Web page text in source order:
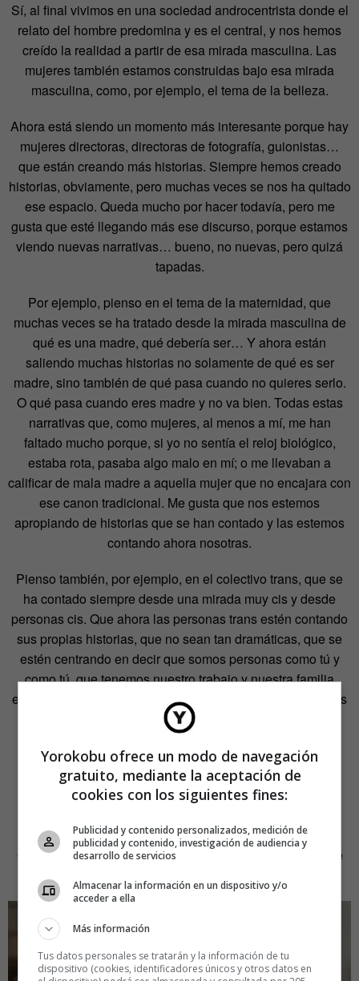
Sí, al final vivimos en una sociedad androcentrista donde el
relato del hombre predomina y es el central, y nos hemos
creído la realidad a partir de esa mirada masculina. Las
mujeres también estamos construidas bajo esa mirada
masculina, como, por ejemplo, el tema de la belleza.
Ahora está siendo un momento más interesante porque hay
mujeres directoras, directoras de fotografía, guionistas…
que están creando más historias. Siempre hemos creado
historias, obviamente, pero muchas veces se nos ha quitado
ese espacio. Queda mucho por hacer todavía, pero me
gusta que esté llegando más ese discurso, porque estamos
viendo nuevas narrativas… bueno, no nuevas, pero quizá
tapadas.
Por ejemplo, pienso en el tema de la maternidad, que
muchas veces se ha tratado desde la mirada masculina de
qué es una madre, qué debería ser… Y ahora están
saliendo muchas historias no solamente de qué es ser
madre, sino también de qué pasa cuando no quieres serlo.
O qué pasa cuando eres madre y no va bien. Todas estas
narrativas que, como mujeres, al menos a mí, me han
faltado mucho porque, si yo no sentía el reloj biológico,
estaba rota, pasaba algo malo en mí; o me llevaban a
calificar de mala madre a aquella mujer que no encajara con
ese canon tradicional. Me gusta que nos estemos
apropiando de historias que se han contado y las estemos
contando ahora nosotras.
Pienso también, por ejemplo, en el colectivo trans, que se
ha contado siempre desde una mirada muy cis y desde
personas cis. Que ahora las personas trans estén contando
sus propias historias, que no sean tan dramáticas, que se
estén centrando en decir que somos personas como tú y
como tú, que tenemos nuestro trabajo y nuestra familia
estructurada, nuestra pareja que nos quiere y con objetivos
de vida mucho más allá de ser trans, es bueno.
Por lo menos, estamos empezando a ver eso, solo que
estas narrativas muy independientes, muy pequeñas, no
llegan al cinemainstream, que, a nuestro pesar, sigue
gente, pero yo quiero que estas películas lleguen a los
Óscar, no porque me importe que ganen uno, sino porque
Yorokobu ofrece un modo de navegación
gratuito, mediante la aceptación de
cookies con los siguientes fines:
Publicidad y contenido personalizados, medición de
publicidad y contenido, investigación de audiencia y
desarrollo de servicios
Almacenar la información en un dispositivo y/o
acceder a ella
Más información
Tus datos personales se tratarán y la información de tu
dispositivo (cookies, identificadores únicos y otros datos en